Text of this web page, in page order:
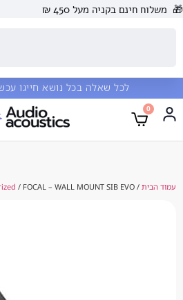
בקניה מעל 450 ₪
שאלה בכל נושא חייגו עכשיו: 052-6444410
Uncategorized/ FOCAL – WALL MOUNT SIB